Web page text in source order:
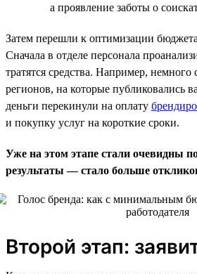
а проявление заботы о
Затем перешли к оптимизации
Сначала в отделе персонала
тратятся средства. Например, немного
регионов, на которые публиковались
деньги перекинули на оплату
и покупку услуг на короткие сроки.
Уже на этом этапе стали очевидны
результаты — стало больше
Второй этап: